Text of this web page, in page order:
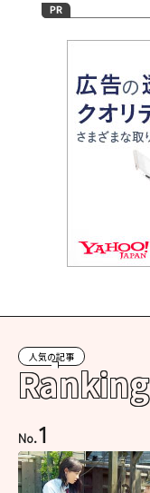
人気の記事
Ranking
No.1